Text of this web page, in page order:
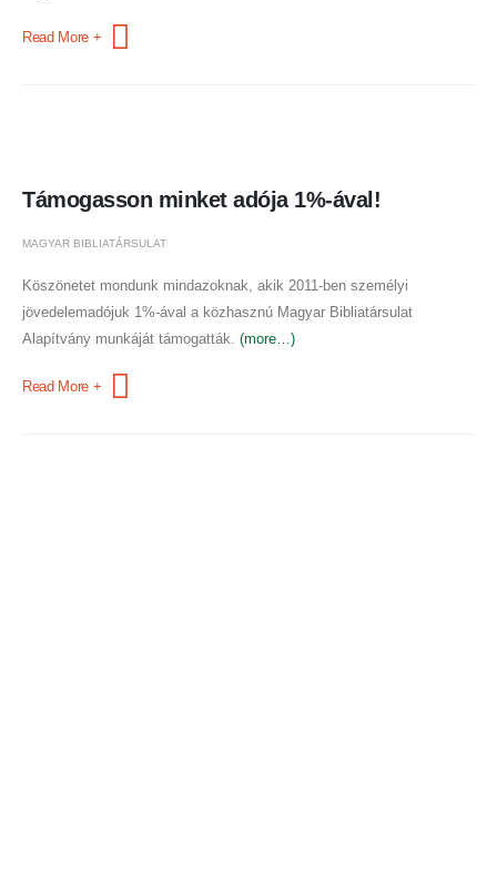
Read More +
Támogasson minket adója 1%-ával!
MAGYAR BIBLIATÁRSULAT
Köszönetet mondunk mindazoknak, akik 2011-ben személyi
jövedelemadójuk 1%-ával a közhasznú Magyar Bibliatársulat
Alapítvány munkáját támogatták. (more…)
Read More +